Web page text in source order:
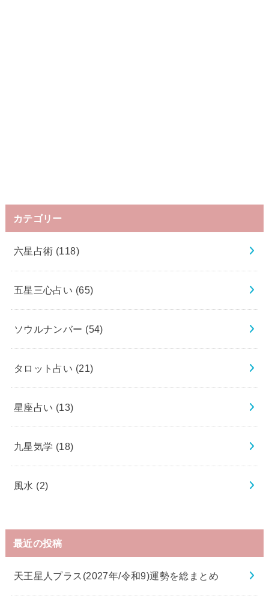
カテゴリー
六星占術 (118)
五星三心占い (65)
ソウルナンバー (54)
タロット占い (21)
星座占い (13)
九星気学 (18)
風水 (2)
最近の投稿
天王星人プラス(2027年/令和9)運勢を総まとめ